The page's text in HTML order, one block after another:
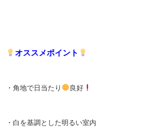
オススメポイント
・角地で日当たり 良好
・白を基調とした明るい室内